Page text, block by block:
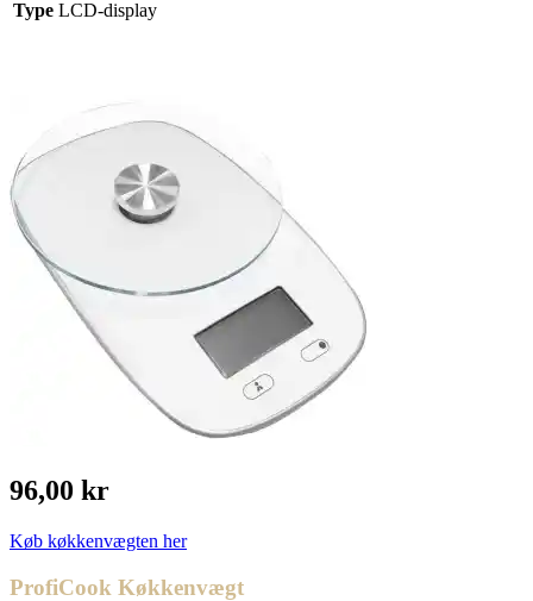
Type LCD-display
96,00 kr
Køb køkkenvægten her
ProfiCook Køkkenvægt